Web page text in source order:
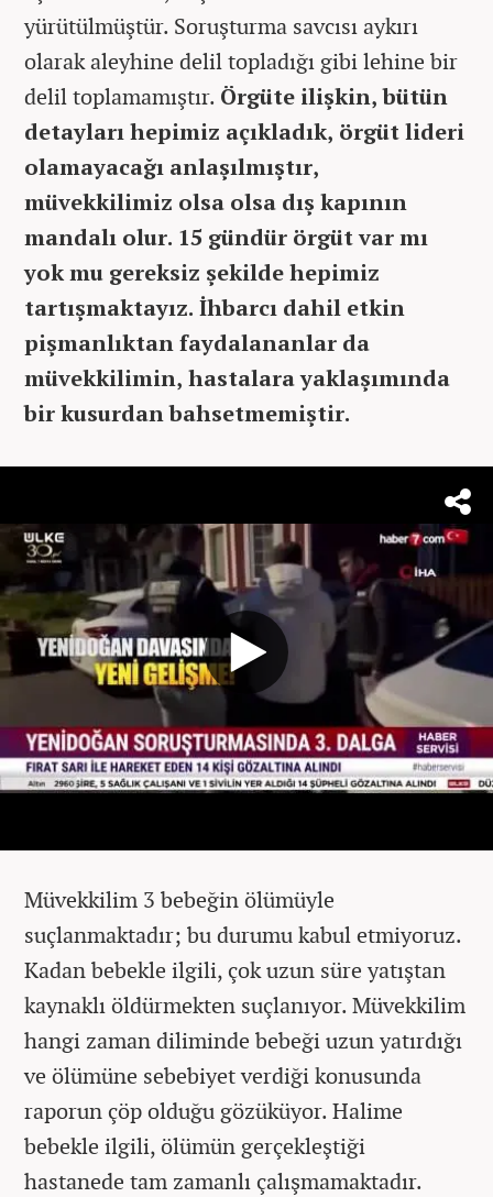
yürütülmüştür. Soruşturma savcısı aykırı
olarak aleyhine delil topladığı gibi lehine bir
delil toplamamıştır. Örgüte ilişkin, bütün
detayları hepimiz açıkladık, örgüt lideri
olamayacağı anlaşılmıştır,
müvekkilimiz olsa olsa dış kapının
mandalı olur. 15 gündür örgüt var mı
yok mu gereksiz şekilde hepimiz
tartışmaktayız. İhbarcı dahil etkin
pişmanlıktan faydalananlar da
müvekkilimin, hastalara yaklaşımında
bir kusurdan bahsetmemiştir.
Müvekkilim 3 bebeğin ölümüyle
suçlanmaktadır; bu durumu kabul etmiyoruz.
Kadan bebekle ilgili, çok uzun süre yatıştan
kaynaklı öldürmekten suçlanıyor. Müvekkilim
hangi zaman diliminde bebeği uzun yatırdığı
ve ölümüne sebebiyet verdiği konusunda
raporun çöp olduğu gözüküyor. Halime
bebekle ilgili, ölümün gerçekleştiği
hastanede tam zamanlı çalışmamaktadır.